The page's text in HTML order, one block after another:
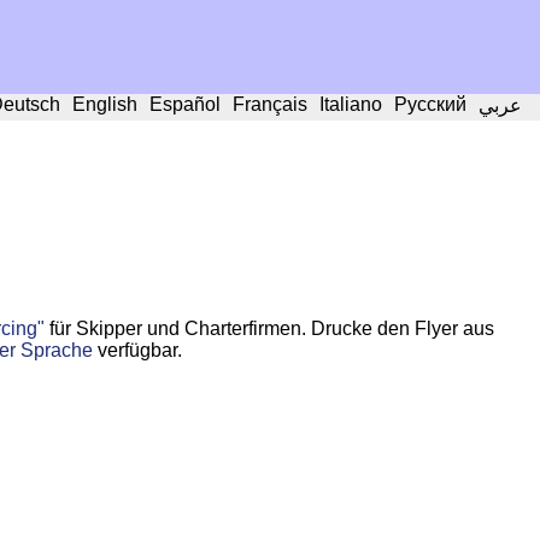
English Español Français Italiano Русский
عربي
für Skipper und Charterfirmen. Drucke den Flyer aus
Sprache verfügbar.